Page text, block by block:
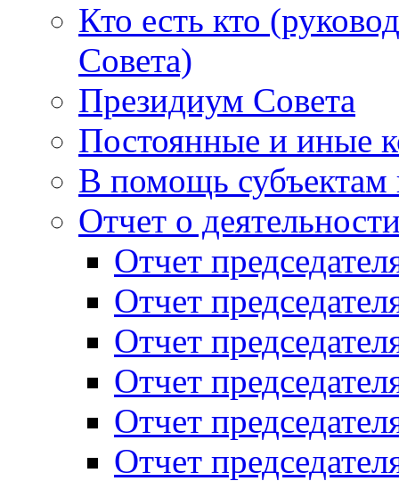
Кто есть кто
Совета)
Президиум Совета
Постоянные и иные
В помощь субъектам
Отчет о
Отчет
Отчет
Отчет
Отчет
Отчет
Отчет